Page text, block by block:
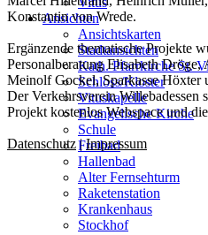
Ansichten
Ansichtskarten
Stadtansichten
Kath. Pfarrkirche St.
Schloss/Kloster
Vituskapelle
Evangelische Kirche
Schule
Freibad
Hallenbad
Alter Fernsehturm
Raketenstation
Krankenhaus
Stockhof
Konstantin von Wrede.
Ergänzende thematische Projekte
Personalberatung Elisabeth
Meinolf Gockel, Sparkasse Höxter
Der Verkehrsverein Willebadessen
Projekt kostenlos Webspace und
Datenschutz|Impressum